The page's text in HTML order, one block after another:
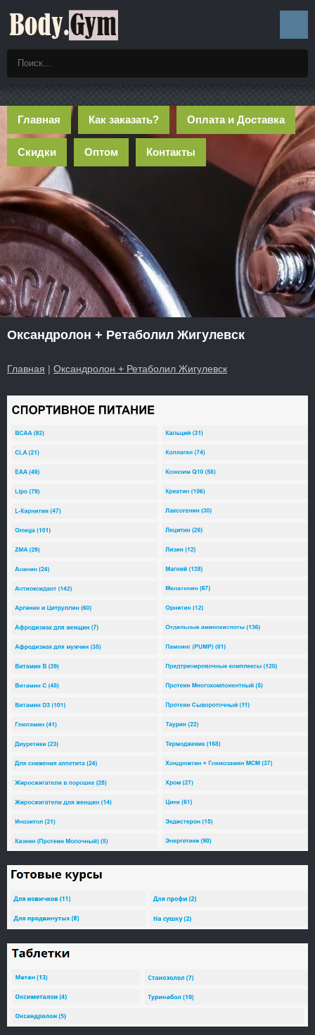
Главная Как заказать? Оплата и Доставка
Скидки Оптом Контакты
Оксандролон + Ретаболил Жигулевск
Главная | Оксандролон + Ретаболил Жигулевск